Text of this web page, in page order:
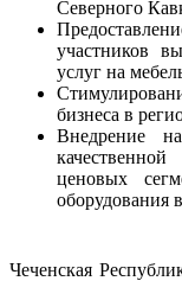
Северного
участников
услуг на
бизнеса в
Внедрение
ценовых
оборудования
Чеченская